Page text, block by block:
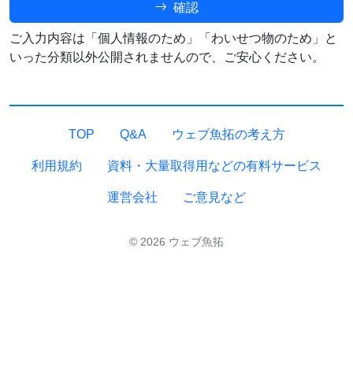
確認
ご入力内容は「個人情報のため」「わいせつ物のため」と
いった分類以外公開されませんので、ご安心ください。
TOP Q&A ウェブ魚拓の考え方
利用規約 資料・大量取得用などの有料サービス
運営会社 ご意見など
© 2026 ウェブ魚拓